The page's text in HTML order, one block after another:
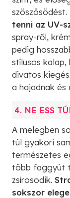
szöszösödést.
tenni az UV-
spray-ről,
pedig
stílusos
divatos
a hajadnak
4. NE ESS
A melegben
túl gyakori
természetes
több faggyút
zsírosodik.
sokszor